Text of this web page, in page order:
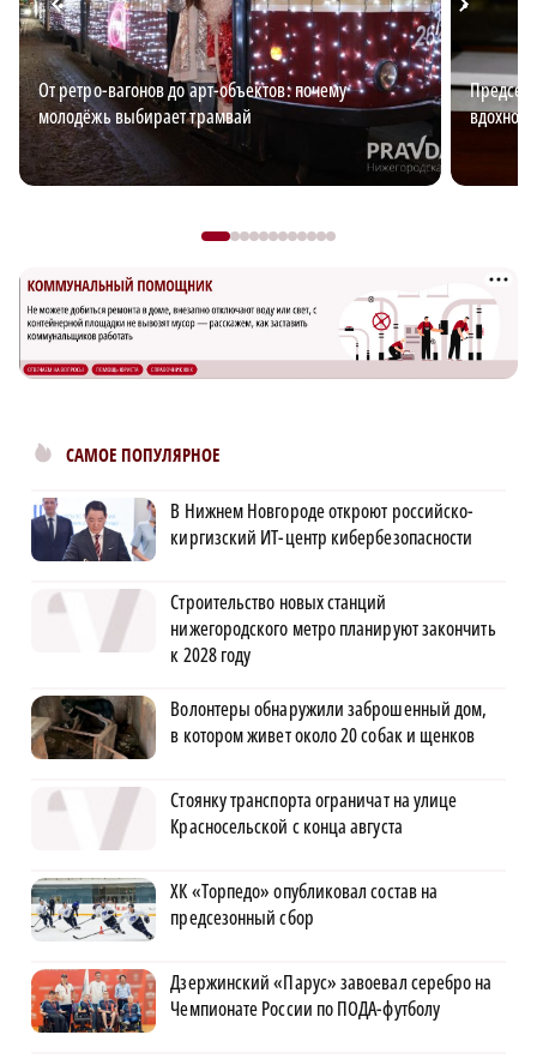
От ретро-вагонов до арт-объектов: почему
молодёжь выбирает трамвай
САМОЕ ПОПУЛЯРНОЕ
В Нижнем Новгороде откроют российско-
киргизский ИТ-центр кибербезопасности
Строительство новых станций
нижегородского метро планируют закончить
к 2028 году
Волонтеры обнаружили заброшенный дом,
в котором живет около 20 собак и щенков
Стоянку транспорта ограничат на улице
Красносельской с конца августа
ХК «Торпедо» опубликовал состав на
предсезонный сбор
Дзержинский «Парус» завоевал серебро на
Чемпионате России по ПОДА-футболу